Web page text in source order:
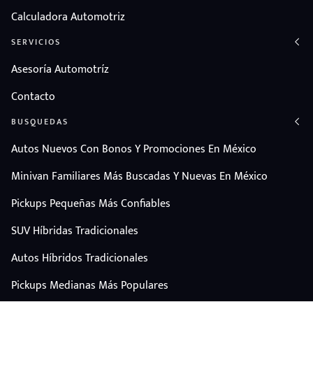
Calculadora Automotriz
SERVICIOS
Asesoría Automotríz
Contacto
BUSQUEDAS
Autos Nuevos Con Bonos Y Promociones En México
Minivan Familiares Más Buscadas Y Nuevas En México
Pickups Pequeñas Más Confiables
SUV Híbridas Tradicionales
Autos Híbridos Tradicionales
Pickups Medianas Más Populares